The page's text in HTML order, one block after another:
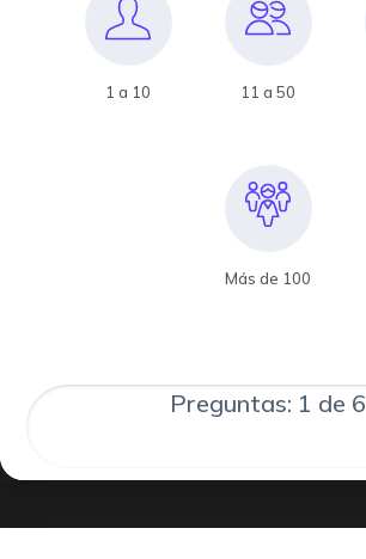
1 a 10 11 a 50
Más de 100
Preguntas: 1 de 6